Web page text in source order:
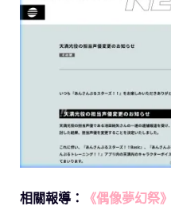
相關報導：
《偶像夢幻祭